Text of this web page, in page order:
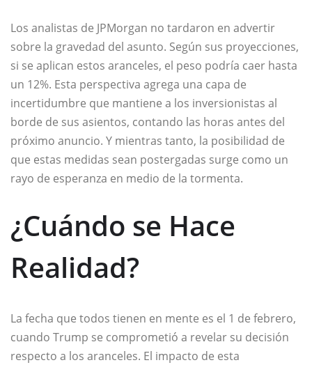
Los analistas de JPMorgan no tardaron en advertir
sobre la gravedad del asunto. Según sus proyecciones,
si se aplican estos aranceles, el peso podría caer hasta
un 12%. Esta perspectiva agrega una capa de
incertidumbre que mantiene a los inversionistas al
borde de sus asientos, contando las horas antes del
próximo anuncio. Y mientras tanto, la posibilidad de
que estas medidas sean postergadas surge como un
rayo de esperanza en medio de la tormenta.
¿Cuándo se Hace
Realidad?
La fecha que todos tienen en mente es el 1 de febrero,
cuando Trump se comprometió a revelar su decisión
respecto a los aranceles. El impacto de esta